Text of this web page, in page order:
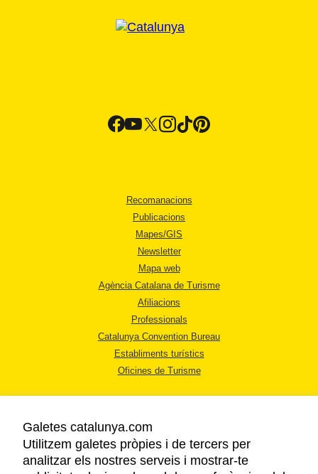
Recomanacions
Publicacions
Mapes/GIS
Newsletter
Mapa web
Agència Catalana de Turisme
Afiliacions
Professionals
Catalunya Convention Bureau
Establiments turístics
Oficines de Turisme
AVÍS LEGAL
Galetes catalunya.com
Utilitzem galetes pròpies i de tercers per
analitzar els nostres serveis i mostrar-te